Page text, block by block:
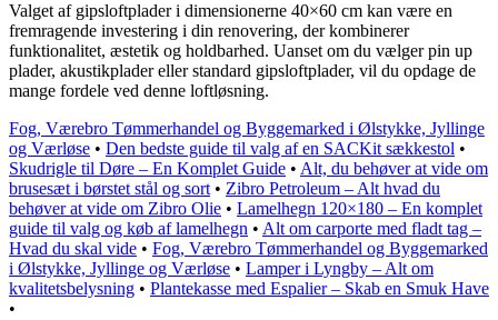
Valget af gipsloftplader i dimensionerne 40×60 cm kan være en
fremragende investering i din renovering, der kombinerer
funktionalitet, æstetik og holdbarhed. Uanset om du vælger pin up
plader, akustikplader eller standard gipsloftplader, vil du opdage de
mange fordele ved denne loftløsning.
Fog, Værebro Tømmerhandel og Byggemarked i Ølstykke, Jyllinge
og Værløse • Den bedste guide til valg af en SACKit sækkestol •
Skudrigle til Døre – En Komplet Guide • Alt, du behøver at vide om
brusesæt i børstet stål og sort • Zibro Petroleum – Alt hvad du
behøver at vide om Zibro Olie • Lamelhegn 120×180 – En komplet
guide til valg og køb af lamelhegn • Alt om carporte med fladt tag –
Hvad du skal vide • Fog, Værebro Tømmerhandel og Byggemarked
i Ølstykke, Jyllinge og Værløse • Lamper i Lyngby – Alt om
kvalitetsbelysning • Plantekasse med Espalier – Skab en Smuk Have
•